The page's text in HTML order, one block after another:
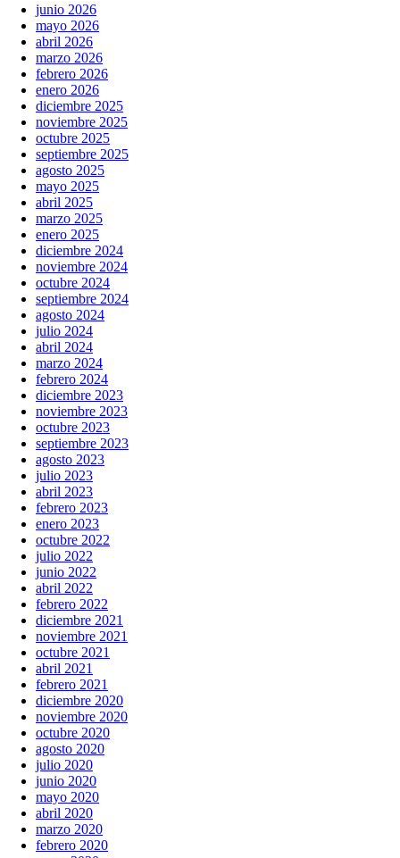
junio 2026
mayo 2026
abril 2026
marzo 2026
febrero 2026
enero 2026
diciembre 2025
noviembre 2025
octubre 2025
septiembre 2025
agosto 2025
mayo 2025
abril 2025
marzo 2025
enero 2025
diciembre 2024
noviembre 2024
octubre 2024
septiembre 2024
agosto 2024
julio 2024
abril 2024
marzo 2024
febrero 2024
diciembre 2023
noviembre 2023
octubre 2023
septiembre 2023
agosto 2023
julio 2023
abril 2023
febrero 2023
enero 2023
octubre 2022
julio 2022
junio 2022
abril 2022
febrero 2022
diciembre 2021
noviembre 2021
octubre 2021
abril 2021
febrero 2021
diciembre 2020
noviembre 2020
octubre 2020
agosto 2020
julio 2020
junio 2020
mayo 2020
abril 2020
marzo 2020
febrero 2020